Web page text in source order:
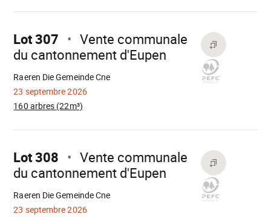
Aller
Lot 307
Vente communale
du cantonnement d'Eupen
23 septembre 2026
Raeren Die Gemeinde Cne
160 arbres (22m³)
Chargement
Aller
Lot 308
Vente communale
du cantonnement d'Eupen
23 septembre 2026
Raeren Die Gemeinde Cne
Chargement